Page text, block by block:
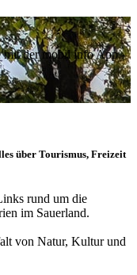
mit der mobil info App -
über Tourismus, Freizeit
rund um die
im Sauerland.
von Natur, Kultur und